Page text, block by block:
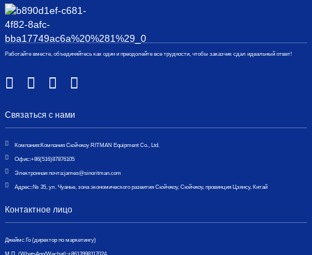
Работайте вместе, объединяйтесь как один и преодолейте все трудности, чтобы заказчик сдал идеальный ответ!
Связаться с нами
Компания:Компания Сюйчжоу RITMAN Equipment Co., Ltd.
Офис:+86(516)87876105
Электронная почта:james@sinoritman.com
Адрес::№ 35, ул. Чуанье, зона экономического развития Сюйчжоу, Сюйчжоу, провинция Цзянсу, Китай
Контактное лицо
Джеймс Го (директор по маркетингу)